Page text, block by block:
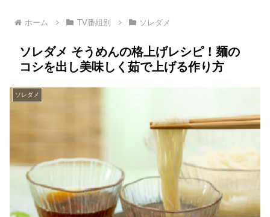
ホーム TV番組別 ソレダメ
ソレダメ そうめんの格上げレシピ！麺の
コシを出し美味しく茹で上げる作り方
ソレダメ